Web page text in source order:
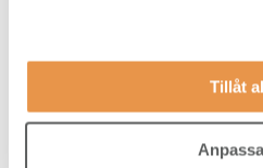
Tillåt
jobbar effektivt, organiserat
har lätt att anpassa dig efter
tycker om att bygga